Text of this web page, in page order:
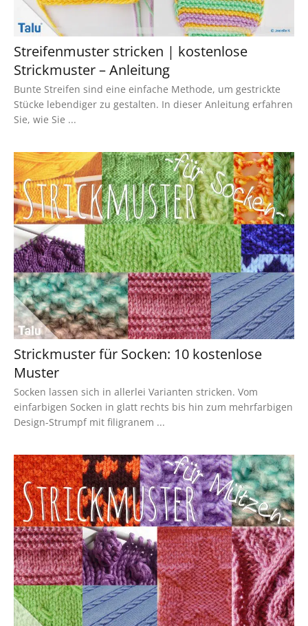
Streifenmuster stricken | kostenlose
Strickmuster – Anleitung
Bunte Streifen sind eine einfache Methode, um gestrickte
Stücke lebendiger zu gestalten. In dieser Anleitung erfahren
Sie, wie Sie ...
Strickmuster für Socken: 10 kostenlose
Muster
Socken lassen sich in allerlei Varianten stricken. Vom
einfarbigen Socken in glatt rechts bis hin zum mehrfarbigen
Design-Strumpf mit filigranem ...